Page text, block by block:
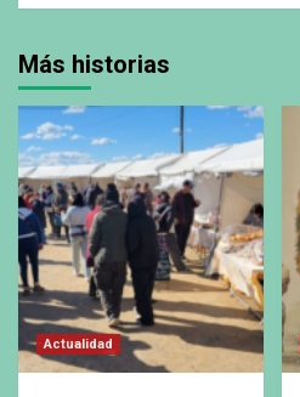
Más historias
Actualidad